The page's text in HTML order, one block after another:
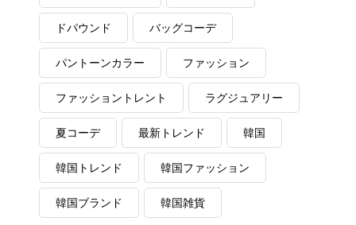
ドパウンド バッグコーデ
パントーンカラー ファッション
ファッショントレント ラグジュアリー
夏コーデ 最新トレンド 韓国
韓国トレンド 韓国ファッション
韓国ブランド 韓国雑貨